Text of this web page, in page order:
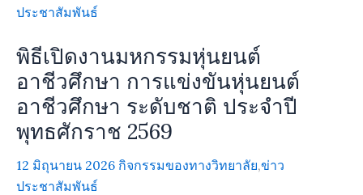
ประชาสัมพันธ์
พิธีเปิดงานมหกรรมหุ่นยนต์
อาชีวศึกษา การแข่งขันหุ่นยนต์
อาชีวศึกษา ระดับชาติ ประจำปี
พุทธศักราช 2569
12 มิถุนายน 2026 กิจกรรมของทางวิทยาลัย,ข่าว
ประชาสัมพันธ์